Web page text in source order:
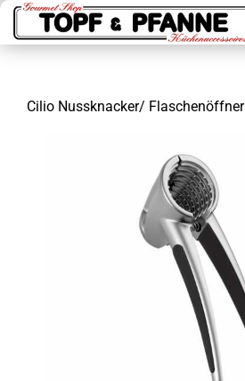
Cilio Nussknacker/ Flaschenöffner